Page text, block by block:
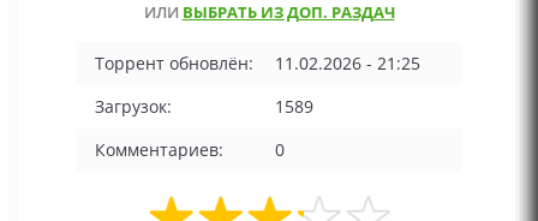
ИЛИ ВЫБРАТЬ ИЗ ДОП. РАЗДАЧ
Торрент обновлён:
11.02.2026 - 21:25
Загрузок:
1589
Комментариев:
0